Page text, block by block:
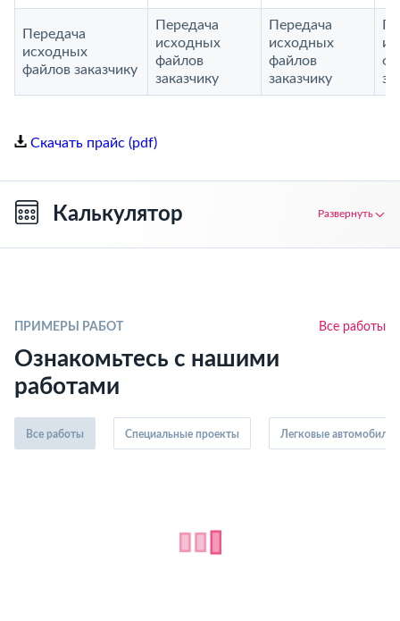
Передача
исходных
файлов заказчику
Передача
исходных
файлов
заказчику
Передача
исходных
файлов
заказчику
Скачать прайс (pdf)
Калькулятор Развернуть
ПРИМЕРЫ РАБОТ Все работы
Ознакомьтесь с нашими
работами
Все работы Специальные проекты Легковые автомобили